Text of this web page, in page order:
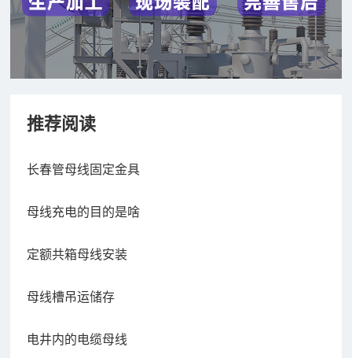
推荐阅读
长春管母线固定金具
母线充电的目的是啥
定额共箱母线安装
母线槽吊运储存
电井内的电缆母线